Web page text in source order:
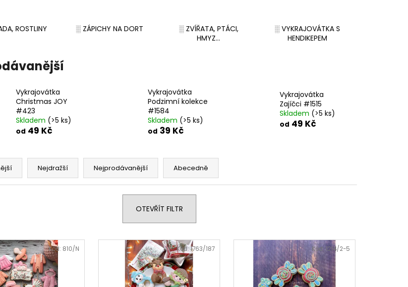
ROSTLINY ░ ZÁPICHY NA DORT
░ ZVÍŘATA, PTÁCI,
HMYZ...
░ VYKRAJOVÁTKA S
HENDIKEPEM
Vykrajovátka
Christmas JOY
#423
Skladem (>5 ks)
od 49 Kč
Vykrajovátka
Podzimní kolekce
#1584
Skladem (>5 ks)
od 39 Kč
Vykrajovátka
Zajíčci #1515
Skladem (>5 ks)
od 49 Kč
Nejdražší Nejprodávanější Abecedně
OTEVŘÍT FILTR
Kód: 810/N Kód:1763/187 Kód:1214/2-5